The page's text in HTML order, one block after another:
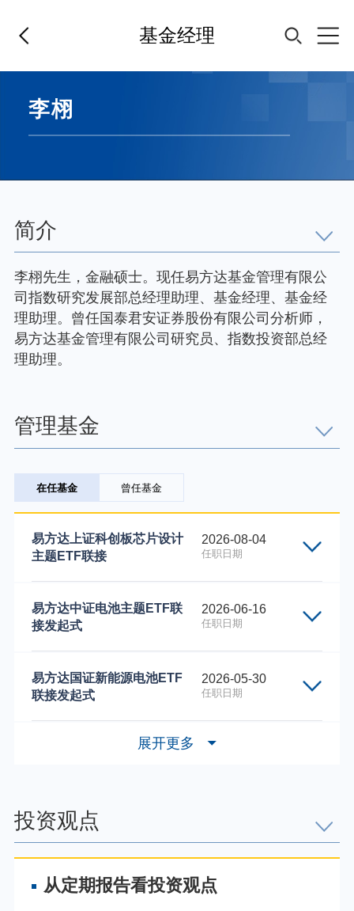
基金经理
首页
指数专区
FOF
个人养老金
投资顾问
我的账户
English
李栩
简介
李栩先生，金融硕士。现任易方达基金管理有限公
司指数研究发展部总经理助理、基金经理、基金经
理助理。曾任国泰君安证券股份有限公司分析师，
易方达基金管理有限公司研究员、指数投资部总经
理助理。
管理基金
在任基金 曾任基金
易方达上证科创板芯片设计
主题ETF联接
2026-08-04
任职日期
易方达上证科创板芯
027607
易方达上证科创板芯
易方达中证电池主题ETF联
接发起式
2026-06-16
任职日期
易方达中证电池主题
027495
易方达国证新能源电池ETF
联接发起式
2026-05-30
任职日期
下属基金类别份额类别的代码
展开更多
投资观点
从定期报告看投资观点